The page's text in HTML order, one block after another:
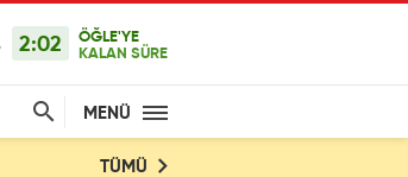
2:02
ÖĞLE'YE
KALAN SÜRE
MENÜ
TÜMÜ